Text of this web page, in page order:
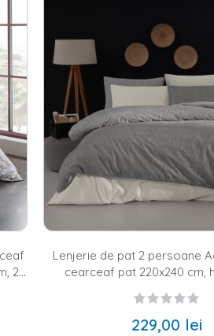
tau, deoarece te asteptam cu o gama
patul tau, atunci sfatul nostru este sa
de amenajare
pentru patul tau, trebuie sa mai ai in
modern etc.) si dimensiunea pe
de modele de lenjerii de pat, paleta
de pat colorata, in nuante de
2
Lenjerie de pat 2 persoane
cearceaf pat 220x240 cm,
bumbac ranforce,
229,00 lei